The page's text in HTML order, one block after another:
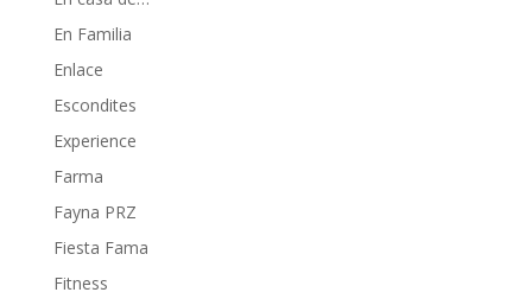
En Familia
Enlace
Escondites
Experience
Farma
Fayna PRZ
Fiesta Fama
Fitness